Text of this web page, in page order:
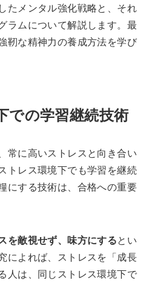
たメンタル強化戦略と、それ
ラムについて解説します。最
靭な精神力の養成方法を学び
での学習継続技術
常に高いストレスと向き合い
トレス環境下でも学習を継続
にする技術は、合格への重要
を敵視せず、味方にするとい
によれば、ストレスを「成長
人は、同じストレス環境下で